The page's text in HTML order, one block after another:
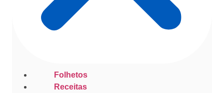
Folhetos
Receitas